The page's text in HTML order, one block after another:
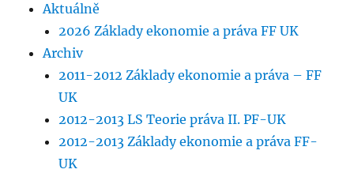
Aktuálně
2026 Základy ekonomie a práva FF UK
Archiv
2011-2012 Základy ekonomie a práva – FF
UK
2012-2013 LS Teorie práva II. PF-UK
2012-2013 Základy ekonomie a práva FF-
UK